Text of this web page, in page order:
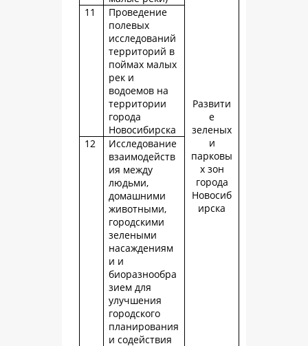
Развити
е
зеленых
и
парковы
х зон
города
Новосиб
ирска
11
Проведение
полевых
исследований
территорий в
поймах малых
рек и
водоемов на
территории
города
Новосибирска
12
Исследование
взаимодейств
ия между
людьми,
домашними
животными,
городскими
зелеными
насаждениям
и и
биоразнообра
зием для
улучшения
городского
планирования
и содействия